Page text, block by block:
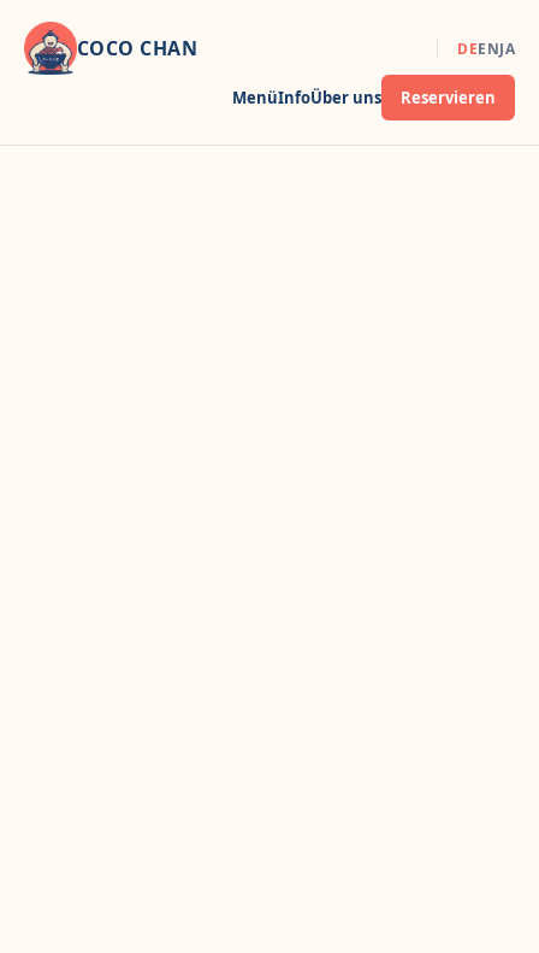
COCO CHAN
MenüInfoÜber uns Reservieren
DEENJA